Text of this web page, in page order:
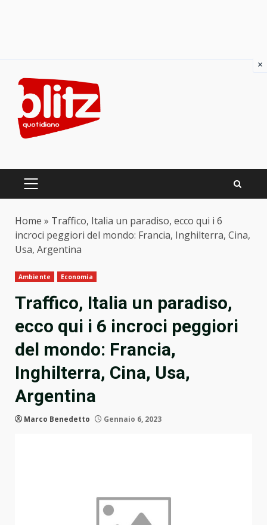
content
PRIMARY
Home » Traffico, Italia un paradiso, ecco qui i 6
incroci peggiori del mondo: Francia, Inghilterra, Cina,
Usa, Argentina
Ambiente Economia
Traffico, Italia un paradiso,
ecco qui i 6 incroci peggiori
del mondo: Francia,
Inghilterra, Cina, Usa,
Argentina
Marco Benedetto Gennaio 6, 2023
×